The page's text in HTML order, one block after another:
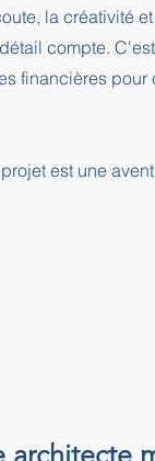
la créativité
compte.
financières
est une
architecte